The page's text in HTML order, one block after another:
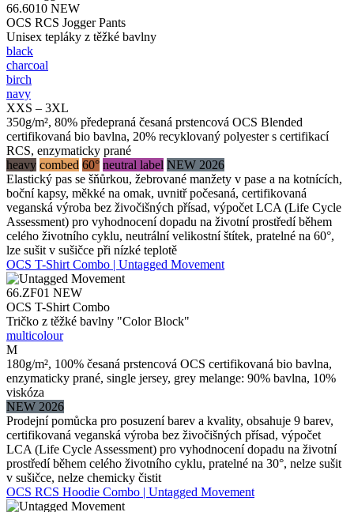
66.6010 NEW
OCS RCS Jogger Pants
Unisex tepláky z těžké bavlny
black
charcoal
birch
navy
XXS – 3XL
350g/m², 80% předepraná česaná prstencová OCS Blended
certifikovaná bio bavlna, 20% recyklovaný polyester s certifikací
RCS, enzymaticky prané
heavy combed 60° neutral label NEW 2026
Elastický pas se šňůrkou, žebrované manžety v pase a na kotnících,
boční kapsy, měkké na omak, uvnitř počesaná, certifikovaná
veganská výroba bez živočišných přísad, výpočet LCA (Life Cycle
Assessment) pro vyhodnocení dopadu na životní prostředí během
celého životního cyklu, neutrální velikostní štítek, pratelné na 60°,
lze sušit v sušičce při nízké teplotě
OCS T-Shirt Combo | Untagged Movement
66.ZF01 NEW
OCS T-Shirt Combo
Tričko z těžké bavlny "Color Block"
multicolour
M
180g/m², 100% česaná prstencová OCS certifikovaná bio bavlna,
enzymaticky prané, single jersey, grey melange: 90% bavlna, 10%
viskóza
NEW 2026
Prodejní pomůcka pro posuzení barev a kvality, obsahuje 9 barev,
certifikovaná veganská výroba bez živočišných přísad, výpočet
LCA (Life Cycle Assessment) pro vyhodnocení dopadu na životní
prostředí během celého životního cyklu, pratelné na 30°, nelze sušit
v sušičce, nelze chemicky čistit
OCS RCS Hoodie Combo | Untagged Movement